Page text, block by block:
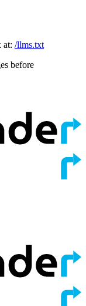
at: /llms.txt
before